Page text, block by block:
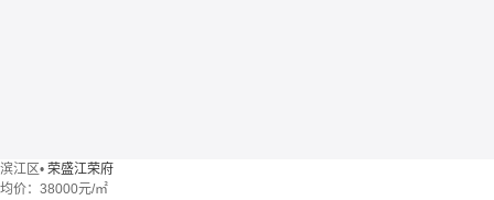
滨江区• 荣盛江荣府
均价： 38000元/㎡